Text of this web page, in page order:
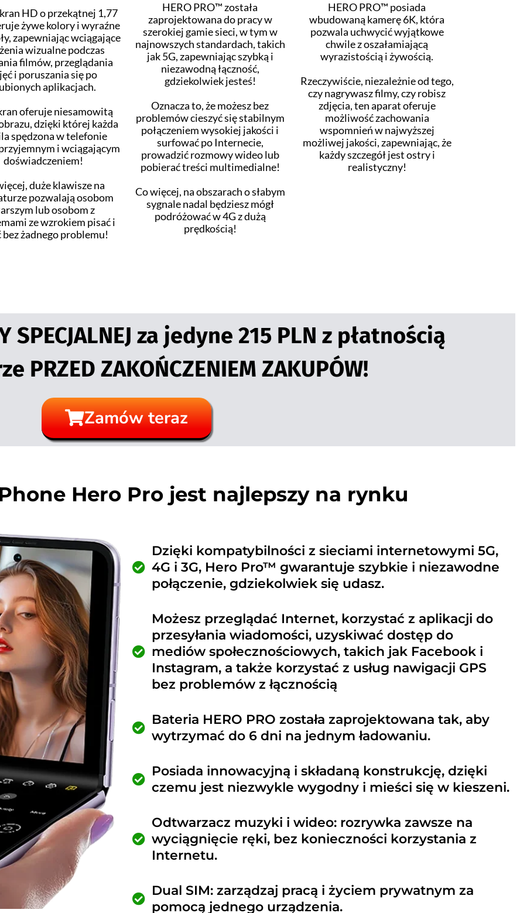
HD o przekątnej 1,77
żywe kolory i wyraźne
zapewniając wciągające
wizualne podczas
filmów, przeglądania
i poruszania się po
aplikacjach.
oferuje niesamowitą
dzięki której każda
spędzona w telefonie
i wciągającym
doświadczeniem!
duże klawisze na
pozwalają osobom
lub osobom z
ze wzrokiem pisać i
bez żadnego problemu!
HERO PRO™ została
zaprojektowana do pracy w
szerokiej gamie sieci, w tym w
najnowszych standardach, takich
jak 5G, zapewniając szybką i
niezawodną łączność,
gdziekolwiek jesteś!
Oznacza to, że możesz bez
problemów cieszyć się stabilnym
połączeniem wysokiej jakości i
surfować po Internecie,
prowadzić rozmowy wideo lub
pobierać treści multimedialne!
Co więcej, na obszarach o słabym
sygnale nadal będziesz mógł
podróżować w 4G z dużą
prędkością!
HERO PRO™ posiada
wbudowaną kamerę 6K, która
pozwala uchwycić wyjątkowe
chwile z oszałamiającą
wyrazistością i żywością.
Rzeczywiście, niezależnie od tego,
czy nagrywasz filmy, czy robisz
zdjęcia, ten aparat oferuje
możliwość zachowania
wspomnień w najwyższej
możliwej jakości, zapewniając, że
każdy szczegół jest ostry i
realistyczny!
SPECJALNEJ za jedyne 215 PLN z płatnością
PRZED ZAKOŃCZENIEM ZAKUPÓW!
Zamów teraz
Hero Pro jest najlepszy na rynku
Dzięki kompatybilności z sieciami internetowymi 5G,
4G i 3G, Hero Pro™ gwarantuje szybkie i niezawodne
połączenie, gdziekolwiek się udasz.
Możesz przeglądać Internet, korzystać z aplikacji do
przesyłania wiadomości, uzyskiwać dostęp do
mediów społecznościowych, takich jak Facebook i
Instagram, a także korzystać z usług nawigacji GPS
bez problemów z łącznością
Bateria HERO PRO została zaprojektowana tak, aby
wytrzymać do 6 dni na jednym ładowaniu.
Posiada innowacyjną i składaną konstrukcję, dzięki
czemu jest niezwykle wygodny i mieści się w kieszeni.
Odtwarzacz muzyki i wideo: rozrywka zawsze na
wyciągnięcie ręki, bez konieczności korzystania z
Internetu.
Dual SIM: zarządzaj pracą i życiem prywatnym za
pomocą jednego urządzenia.